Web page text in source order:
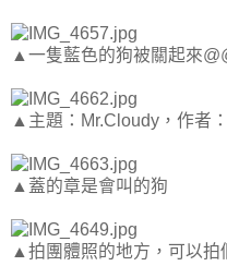
▲一隻藍色的狗被關起來
▲主題：Mr.Cloudy，作者
▲蓋的章是會叫的狗
▲拍團體照的地方，可以拍